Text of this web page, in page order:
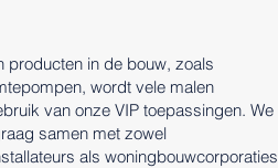
producten in de bouw, zoals
wordt vele malen
van onze VIP toepassingen. We
samen met zowel
als woningbouwcorporaties